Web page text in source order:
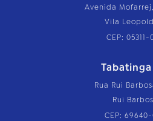
Avenida Mofarrej,
Vila
CEP: 05311-
Tabatinga
Rua Rui
Rui
CEP: